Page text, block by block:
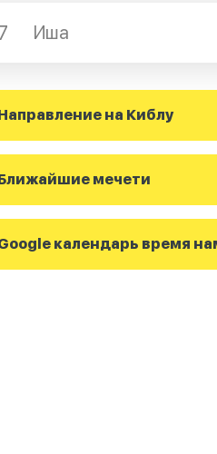
Иша
на Киблу
мечети
календарь время